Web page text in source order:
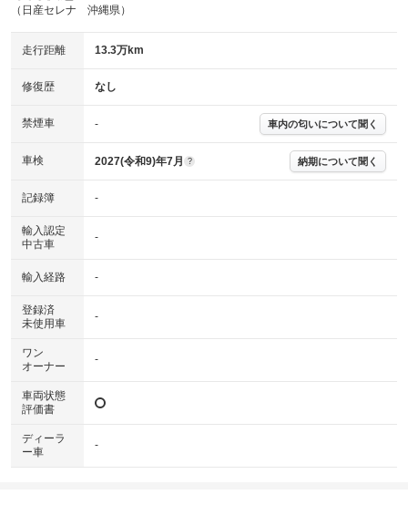
機関 主要機関に不具合はありません。
※グー鑑定は保証サービスではございません。購入時は必ず現車をご確認
下さい。
※実際にお渡しするコンディションチェックシートにつきましては、形式
および表示項目が異なる場合がございます。
す。車両情報等の詳細は各販売店へお問い合わせ下さい。
（日産セレナ 沖縄県）
走行距離 13.3万km
修復歴 なし
禁煙車 - 車内の匂いについて聞く
車検 2027(令和9)年7月 ? 納期について聞く
記録簿 -
輸入認定
中古車
-
輸入経路 -
登録済
未使用車
-
ワン
オーナー
-
車両状態
評価書
ディーラ
ー車
-